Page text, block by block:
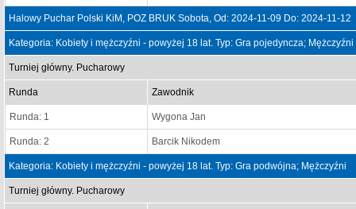
Halowy Puchar Polski KiM, POZ BRUK Sobota, Od: 2024-11-09 Do: 2024-11-12
Kategoria: Kobiety i mężczyźni - powyżej 18 lat. Typ: Gra pojedyncza; Mężczyźni
Turniej główny. Pucharowy
Runda Zawodnik
Runda: 1 Wygona Jan
Runda: 2 Barcik Nikodem
Kategoria: Kobiety i mężczyźni - powyżej 18 lat. Typ: Gra podwójna; Mężczyźni
Turniej główny. Pucharowy